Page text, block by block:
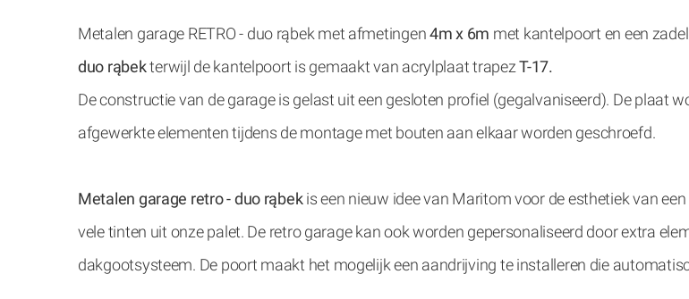
Metalen garage RETRO - duo rąbek met afmetingen4m x 6m met kantelpoort en een
duo rąbekterwijl de kantelpoort is gemaakt van acrylplaat trapezT-17.
De constructie van de garage is gelast uit een gesloten profiel (gegalvaniseerd). De plaat
afgewerkte elementen tijdens de montage met bouten aan elkaar worden geschroefd.
Metalen garage retro - duo rąbekis een nieuw idee van Maritom voor de esthetiek van
vele tinten uit onze palet. De retro garage kan ook worden gepersonaliseerd door extra
dakgootsysteem. De poort maakt het mogelijk een aandrijving te installeren die